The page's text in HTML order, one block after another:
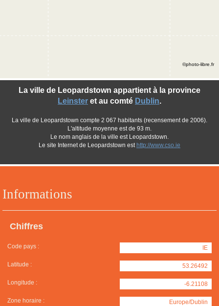
Informations
Chiffres
Code pays : IE
Latitude : 53.26492
Longitude : -6.21108
Zone horaire : Europe/Dublin
La ville de Leopardstown appartient à la province
Leinster et au comté Dublin.
La ville de Leopardstown compte 2 067 habitants (recensement de 2006).
L'altitude moyenne est de 93 m.
Le nom anglais de la ville est Leopardstown.
Le site Internet de Leopardstown est http://www.cso.ie
©photo-libre.fr